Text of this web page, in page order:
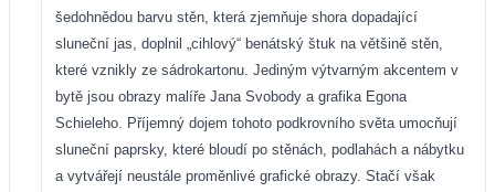
šedohnědou barvu stěn, která zjemňuje shora dopadající
sluneční jas, doplnil „cihlový“ benátský štuk na většině stěn,
které vznikly ze sádrokartonu. Jediným výtvarným akcentem v
bytě jsou obrazy malíře Jana Svobody a grafika Egona
Schieleho. Příjemný dojem tohoto podkrovního světa umocňují
sluneční paprsky, které bloudí po stěnách, podlahách a nábytku
a vytvářejí neustále proměnlivé grafické obrazy. Stačí však